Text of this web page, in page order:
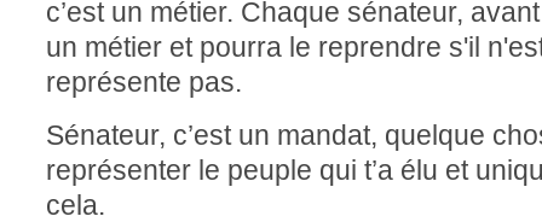
c’est un métier. Chaque sénateur,
un métier et pourra le reprendre s'il
représente pas.
Sénateur, c’est un mandat, quelque
représenter le peuple qui t’a élu et
cela.